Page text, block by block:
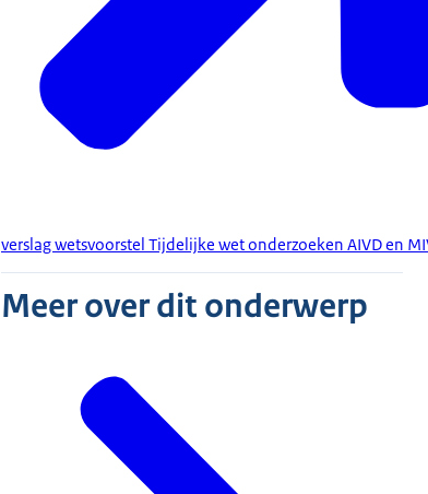
verslag wetsvoorstel Tijdelijke wet onderzoeken AIVD en
Meer over dit onderwerp